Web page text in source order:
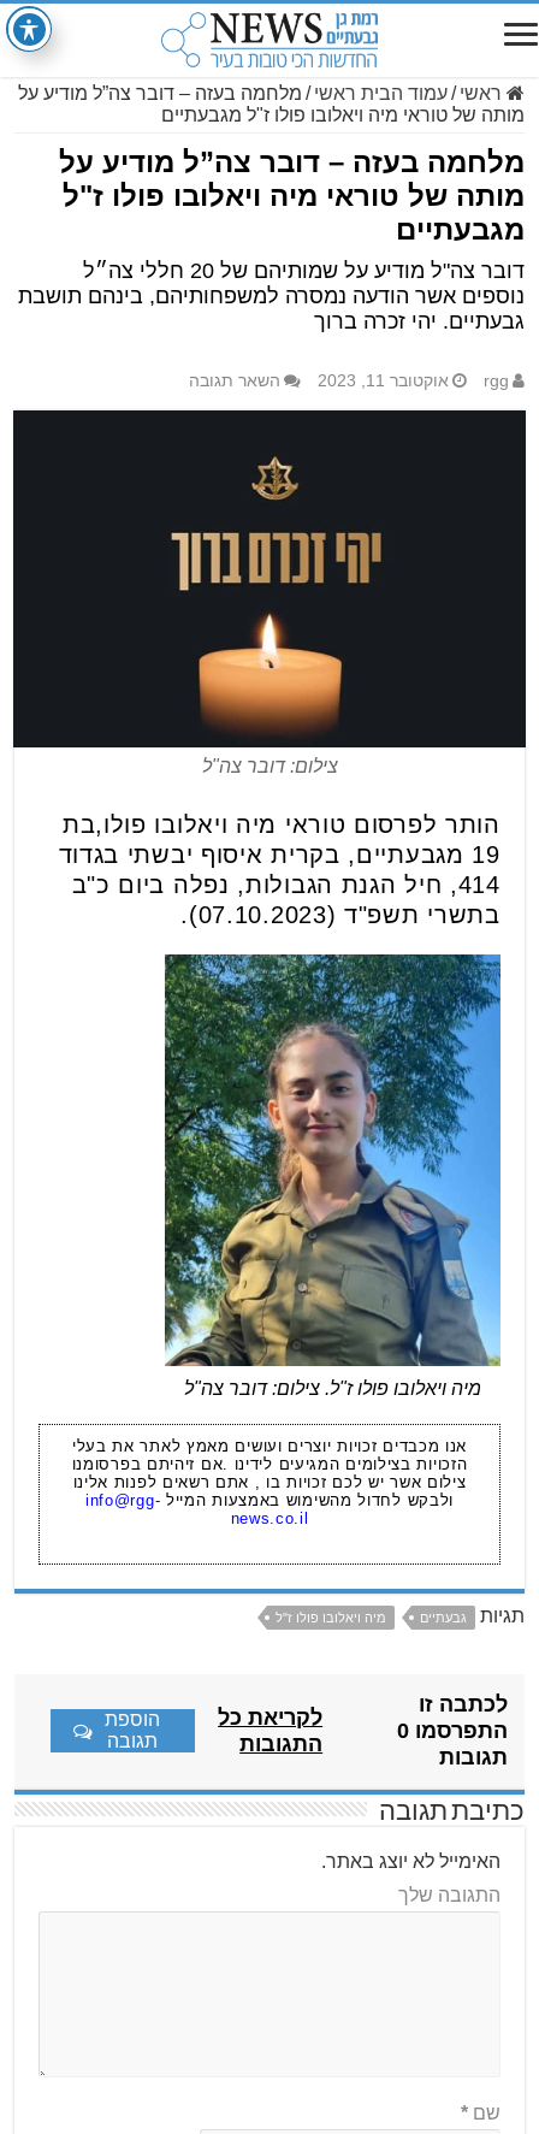
ראשי /עמוד הבית ראשי / מלחמה בעזה – דובר צה”ל מודיע על
מותה של טוראי מיה ויאלובו פולו ז"ל מגבעתיים
מלחמה בעזה – דובר צה”ל מודיע על
מותה של טוראי מיה ויאלובו פולו ז"ל
מגבעתיים
דובר צה"ל מודיע על שמותיהם של 20 חללי צה״ל
נוספים אשר הודעה נמסרה למשפחותיהם, בינהם תושבת
גבעתיים. יהי זכרה ברוך
rgg אוקטובר 11, 2023 השאר תגובה
צילום: דובר צה"ל
הותר לפרסום טוראי מיה ויאלובו פולו,בת
19 מגבעתיים, בקרית איסוף יבשתי בגדוד
414, חיל הגנת הגבולות, נפלה ביום כ"ב
בתשרי תשפ"ד (07.10.2023).
מיה ויאלובו פולו ז"ל. צילום: דובר צה"ל
אנו מכבדים זכויות יוצרים ועושים מאמץ לאתר את בעלי
הזכויות בצילומים המגיעים לידינו .אם זיהיתם בפרסומנו
צילום אשר יש לכם זכויות בו , אתם רשאים לפנות אלינו
ולבקש לחדול מהשימוש באמצעות המייל info@rgg-
news.co.il
תגיות גבעתיים מיה ויאלובו פולו ז"ל
לכתבה זו
התפרסמו 0
תגובות
לקריאת כל
התגובות
הוספת
תגובה
כתיבת תגובה
האימייל לא יוצג באתר.
התגובה שלך
שם*